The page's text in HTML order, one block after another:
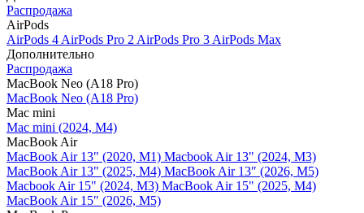
Распродажа
AirPods
AirPods 4 AirPods Pro 2 AirPods Pro 3 AirPods Max
Дополнительно
Распродажа
MacBook Neo (A18 Pro)
MacBook Neo (A18 Pro)
Mac mini
Mac mini (2024, M4)
MacBook Air
MacBook Air 13" (2020, M1) Macbook Air 13" (2024, M3)
MacBook Air 13" (2025, M4) MacBook Air 13″ (2026, M5)
Macbook Air 15" (2024, M3) MacBook Air 15" (2025, M4)
MacBook Air 15″ (2026, M5)